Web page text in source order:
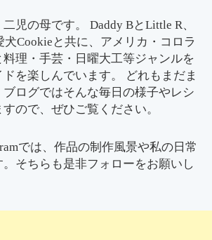
児の母です。 Daddy BとLittle R、
犬Cookieと共に、アメリカ・コロラ
料理・手芸・日曜大工等ジャンルを
を楽しんでいます。 どれもまだま
ログではそんな毎日の様子やレシ
ので、ぜひご覧ください。
では、作品の制作風景や私の日常
そちらも是非フォローをお願いし